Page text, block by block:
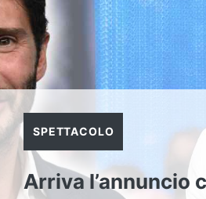
SPETTACOLO
Arriva l’annuncio